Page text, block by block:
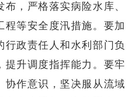
，严格落实病险水库、
等安全度汛措施。 要加
行政责任人和水利部门负
提升调度指挥能力。要牢
协作意识，坚决服从流域